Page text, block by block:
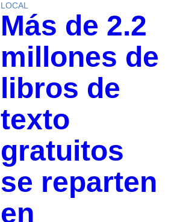
LOCAL
Más de 2.2
millones de
libros de
texto
gratuitos
se reparten
en